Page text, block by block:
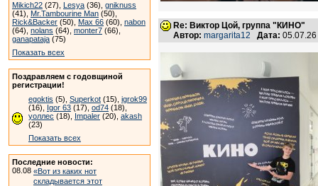
Mikich22 (27), Lesya (36), gniknuss
(41), Mr.Tambourine Man (50),
Rick&Backer (50), Max 66 (60), nabon
(64), nolans (64), monter7 (66),
ganapataja (75)
Показать всех
Поздравляем с годовщиной
регистрации!
egoktis (5), Superkot (15), igrok99
(16), Igor 63 (17), od74 (18),
уоллес (18), Impaler (20), akash
(23)
Показать всех
Последние новости:
08.08 «Вот из каких нот
складывается этот
Re: Виктор Цой, группа "КИНО"
Автор: margarita12 Дата: